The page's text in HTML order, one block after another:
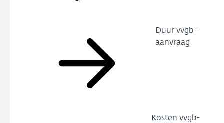
Duur vvgb-
aanvraag
Kosten vvgb-